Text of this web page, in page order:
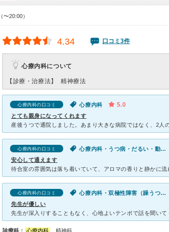
〜20:00）
4.34 口コミ3件
心療内科について
【診療・治療法】 精神療法
心療内科の口コミ 心療内科 5.0
とても親身になってくれます
心療内科の口コミ 心療内科・うつ病・だるい・動悸・息切れ・気が滅入る・不安
安心して通えます
心療内科の口コミ 心療内科・双極性障害（躁うつ病）
先生が優しい
診療科： 心療内科 、精神科